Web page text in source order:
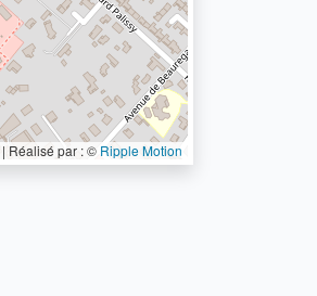
| Réalisé par : © Ripple Motion